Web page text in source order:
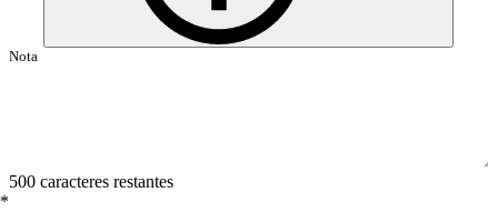
500 caracteres restantes
*